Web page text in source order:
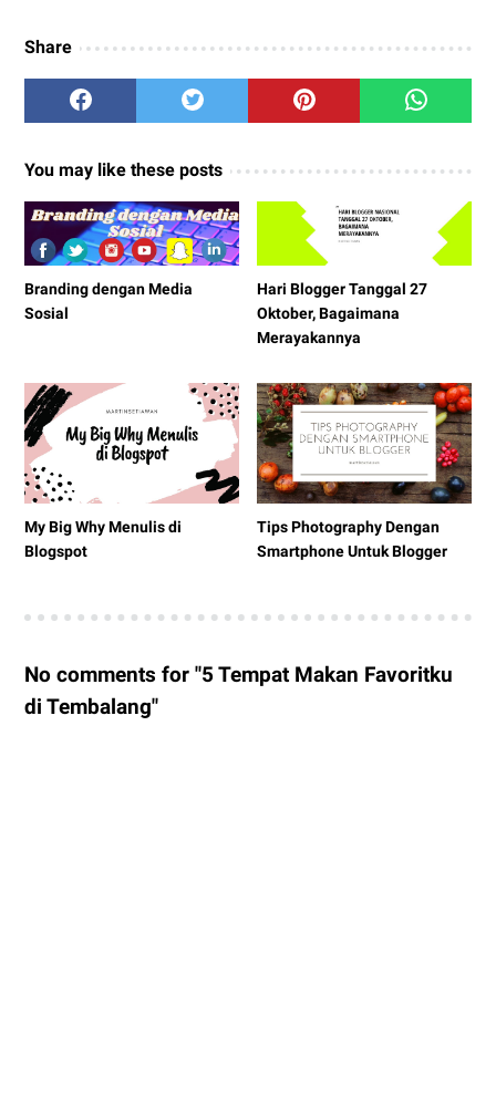
Share
You may like these posts
Branding dengan Media
Sosial
Hari Blogger Tanggal 27
Oktober, Bagaimana
Merayakannya
My Big Why Menulis di
Blogspot
Tips Photography Dengan
Smartphone Untuk Blogger
No comments for "5 Tempat Makan Favoritku
di Tembalang"